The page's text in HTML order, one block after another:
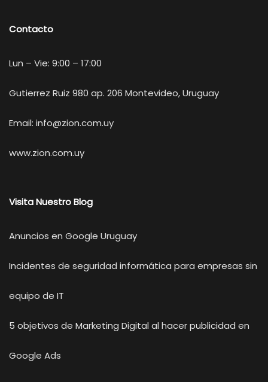
Contacto
Lun – Vie: 9:00 – 17:00
Gutierrez Ruiz 980 ap. 206 Montevideo, Uruguay
Email: info@zion.com.uy
www.zion.com.uy
Visita Nuestro Blog
Anuncios en Google Uruguay
Incidentes de seguridad informática para empresas sin
equipo de IT
5 objetivos de Marketing Digital al hacer publicidad en
Google Ads